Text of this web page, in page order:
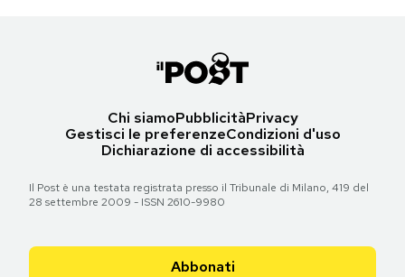
Chi siamoPubblicitàPrivacy
Gestisci le preferenzeCondizioni d'uso
Dichiarazione di accessibilità
Il Post è una testata registrata presso il Tribunale di Milano, 419 del
28 settembre 2009 - ISSN 2610-9980
Abbonati